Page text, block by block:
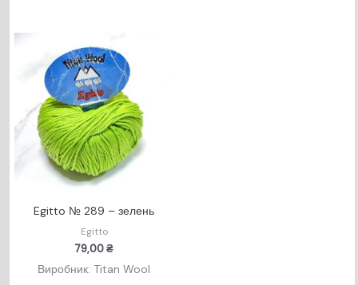
Egitto № 289 – зелень
Egitto
79,00₴
Виробник: Titan Wool